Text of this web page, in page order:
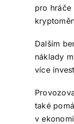
pro hráče
Dalším
náklady
více
také
v